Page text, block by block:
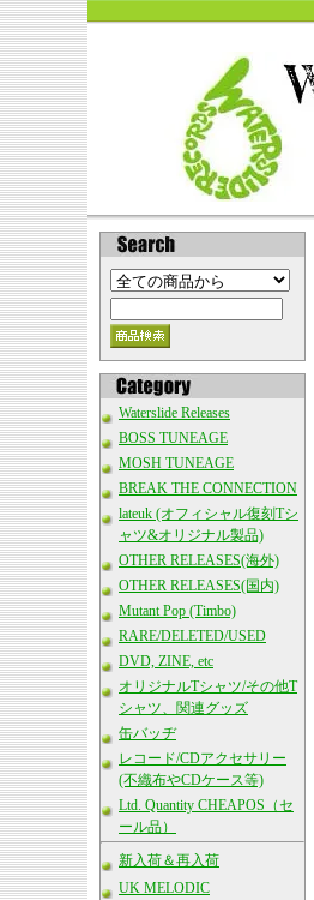
Waterslide Releases
BOSS TUNEAGE
MOSH TUNEAGE
BREAK THE CONNECTION
lateuk (オフィシャル復刻Tシ
ャツ&オリジナル製品)
OTHER RELEASES(海外)
OTHER RELEASES(国内)
Mutant Pop (Timbo)
RARE/DELETED/USED
DVD, ZINE, etc
オリジナルTシャツ/その他T
シャツ、関連グッズ
缶バッヂ
レコード/CDアクセサリー
(不織布やCDケース等)
Ltd. Quantity CHEAPOS（セ
ール品）
新入荷＆再入荷
UK MELODIC